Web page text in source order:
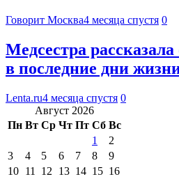
Говорит Москва4 месяца спустя 0
Медсестра
в последние дни
Lenta.ru4 месяца спустя 0
Август 2026
Пн Вт Ср Чт Пт Сб Вс
1
2
3
4 5 6 7 8
9
10 11 12 13 14 15 16